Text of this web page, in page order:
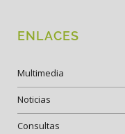
ENLACES
Multimedia
Noticias
Consultas